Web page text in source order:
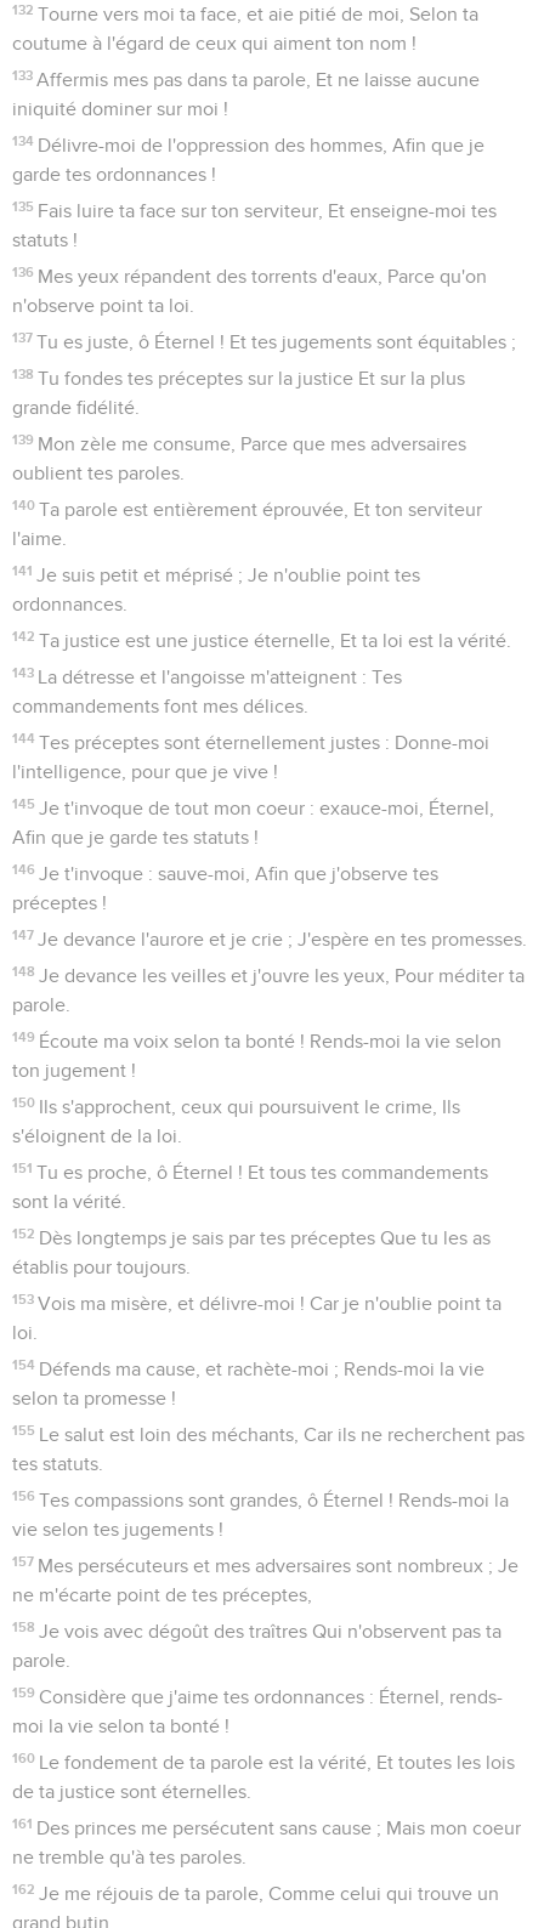
132 Tourne vers moi ta face, et aie pitié de moi, Selon ta
coutume à l'égard de ceux qui aiment ton nom !
133 Affermis mes pas dans ta parole, Et ne laisse aucune
iniquité dominer sur moi !
134 Délivre-moi de l'oppression des hommes, Afin que je
garde tes ordonnances !
135 Fais luire ta face sur ton serviteur, Et enseigne-moi tes
statuts !
136 Mes yeux répandent des torrents d'eaux, Parce qu'on
n'observe point ta loi.
137 Tu es juste, ô Éternel ! Et tes jugements sont équitables ;
138 Tu fondes tes préceptes sur la justice Et sur la plus
grande fidélité.
139 Mon zèle me consume, Parce que mes adversaires
oublient tes paroles.
140 Ta parole est entièrement éprouvée, Et ton serviteur
l'aime.
141 Je suis petit et méprisé ; Je n'oublie point tes
ordonnances.
142 Ta justice est une justice éternelle, Et ta loi est la vérité.
143 La détresse et l'angoisse m'atteignent : Tes
commandements font mes délices.
144 Tes préceptes sont éternellement justes : Donne-moi
l'intelligence, pour que je vive !
145 Je t'invoque de tout mon coeur : exauce-moi, Éternel,
Afin que je garde tes statuts !
146 Je t'invoque : sauve-moi, Afin que j'observe tes
préceptes !
147 Je devance l'aurore et je crie ; J'espère en tes promesses.
148 Je devance les veilles et j'ouvre les yeux, Pour méditer ta
parole.
149 Écoute ma voix selon ta bonté ! Rends-moi la vie selon
ton jugement !
150 Ils s'approchent, ceux qui poursuivent le crime, Ils
s'éloignent de la loi.
151 Tu es proche, ô Éternel ! Et tous tes commandements
sont la vérité.
152 Dès longtemps je sais par tes préceptes Que tu les as
établis pour toujours.
153 Vois ma misère, et délivre-moi ! Car je n'oublie point ta
loi.
154 Défends ma cause, et rachète-moi ; Rends-moi la vie
selon ta promesse !
155 Le salut est loin des méchants, Car ils ne recherchent pas
tes statuts.
156 Tes compassions sont grandes, ô Éternel ! Rends-moi la
vie selon tes jugements !
157 Mes persécuteurs et mes adversaires sont nombreux ; Je
ne m'écarte point de tes préceptes,
158 Je vois avec dégoût des traîtres Qui n'observent pas ta
parole.
159 Considère que j'aime tes ordonnances : Éternel, rends-
moi la vie selon ta bonté !
160 Le fondement de ta parole est la vérité, Et toutes les lois
de ta justice sont éternelles.
161 Des princes me persécutent sans cause ; Mais mon coeur
ne tremble qu'à tes paroles.
162 Je me réjouis de ta parole, Comme celui qui trouve un
grand butin.